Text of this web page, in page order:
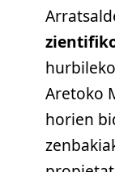
Aretoko
horien